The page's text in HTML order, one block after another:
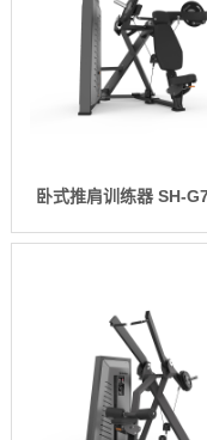
卧式推肩训练器 SH-